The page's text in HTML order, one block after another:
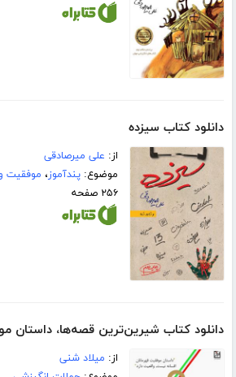
دانلود کتاب سیزده
از: علی میرصادقی
موضوع:پندآموز، موفقیت
۲۵۶ صفحه
دانلود کتاب شیرین‌ترین قصه‌ها‌،
از: میلاد شنی